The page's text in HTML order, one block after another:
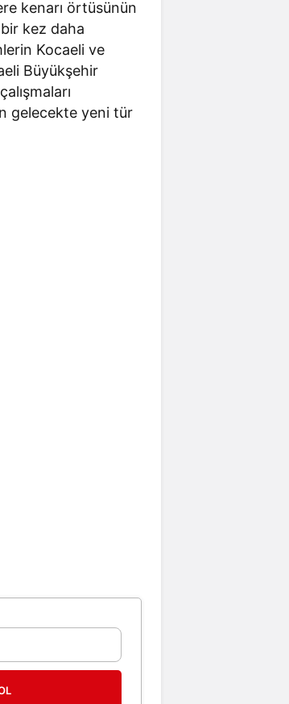
kenarı örtüsünün
kez daha
Kocaeli ve
Büyükşehir
gelecekte yeni tür